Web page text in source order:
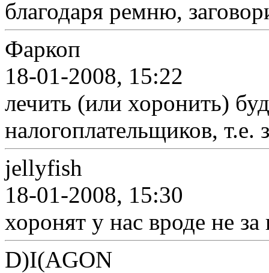
благодаря ремню,
Фаркоп
18-01-2008, 15:22
лечить (или хоронить)
налогоплательщиков, т.е.
jellyfish
18-01-2008, 15:30
хоронят у нас вроде не за
D)I(AGON